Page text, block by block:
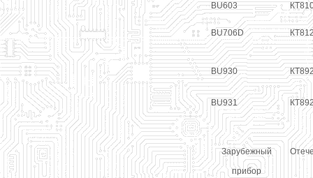
BU603
BU706D
BU930
BU931
Зарубежный
прибор